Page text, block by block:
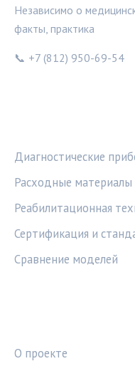
Независимо о
факты, практика
📞 +7 (812) 950-69-54
Диагностические
Расходные
Реабилитационная
Сертификация и
Сравнение моделей
О проекте